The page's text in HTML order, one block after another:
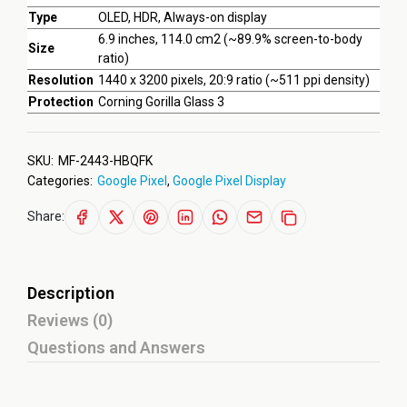
Type OLED, HDR, Always-on display
Size
6.9 inches, 114.0 cm2 (~89.9% screen-to-body
ratio)
Resolution 1440 x 3200 pixels, 20:9 ratio (~511 ppi density)
Protection Corning Gorilla Glass 3
SKU: MF-2443-HBQFK
Categories: Google Pixel , Google Pixel Display
Share:
Description
Reviews (0)
Questions and Answers